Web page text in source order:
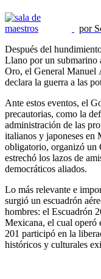
por
Después del
Llano por un submarino
Oro, el General Manuel
declara la guerra a las
Ante estos eventos, el
precautorias, como la
administración de las
italianos y japoneses
obligatorio, organizó un
estrechó los lazos de
democráticos aliados.
Lo más relevante e
surgió un escuadrón
hombres: el Escuadrón
Mexicana, el cual operó
201 participó en la
históricos y culturales